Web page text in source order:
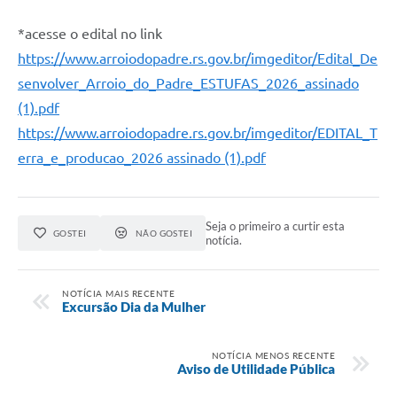
*acesse o edital no link
https://www.arroiodopadre.rs.gov.br/imgeditor/Edital_De
senvolver_Arroio_do_Padre_ESTUFAS_2026_assinado
(1).pdf
https://www.arroiodopadre.rs.gov.br/imgeditor/EDITAL_T
erra_e_producao_2026 assinado (1).pdf
GOSTEI NÃO GOSTEI
Seja o primeiro a curtir esta
notícia.
NOTÍCIA MAIS RECENTE
Excursão Dia da Mulher
NOTÍCIA MENOS RECENTE
Aviso de Utilidade Pública